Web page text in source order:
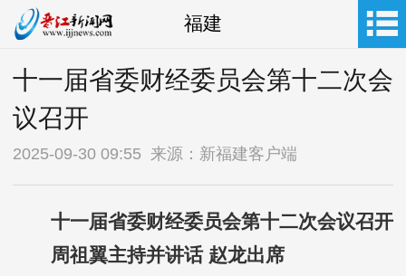
福建
十一届省委财经委员会第十二次会
议召开
2025-09-30 09:55 来源：新福建客户端
十一届省委财经委员会第十二次会议召开
周祖翼主持并讲话 赵龙出席